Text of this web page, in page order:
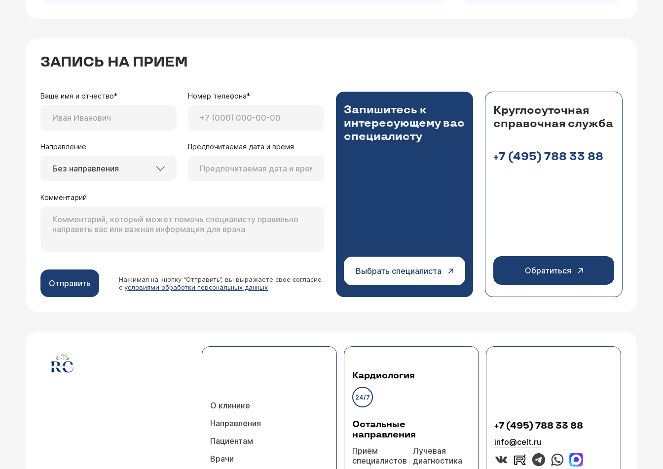
ЗАПИСЬ НА ПРИЕМ
Ваше имя и отчество* Номер телефона*
Направление
Без направления
Предпочитаемая дата и время
Комментарий
Отправить
Нажимая на кнопку “Отправить”, вы выражаете свое согласие
с условиями обработки персональных данных
Запишитесь к
интересующему вас
специалисту
Выбрать специалиста
Круглосуточная
справочная служба
+7 (495) 788 33 88
Обратиться
О клинике
Направления
Пациентам
Врачи
Кардиология
24/7
Остальные
направления
Приём
специалистов
Лучевая
диагностика
+7 (495) 788 33 88
info@celt.ru